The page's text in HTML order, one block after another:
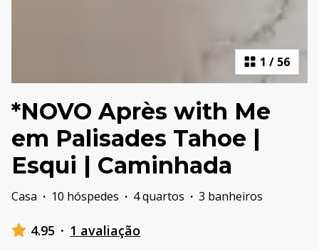
1 / 56
*NOVO Après with Me
em Palisades Tahoe |
Esqui | Caminhada
Casa · 10 hóspedes · 4 quartos · 3 banheiros
4.95 · 1 avaliação